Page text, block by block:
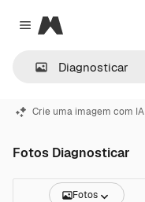
Close menu
Magnific
Crie uma imagem com IA
Fotos Diagnosticar
Fotos